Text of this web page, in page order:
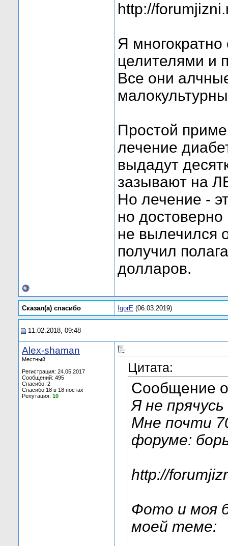
http://
Я многократно
целителями и
Все они
Простой
лечение
выдадут
зазывают на
Но лечение -
но
не вылечился
получил
долларов.
Сказал(а) cпасибо IgorE (06.03.2019)
11.02.2018, 09:48
Alex-shaman
Местный
Регистрация: 24.05.2017
Сообщений: 495
Спасибо: 2
Спасибо 18 в 18 постах
Репутация: 10
Цитата:
Сообщение
Я не
Мне почти
форуме:
http://
Фото и моя
моей теме: